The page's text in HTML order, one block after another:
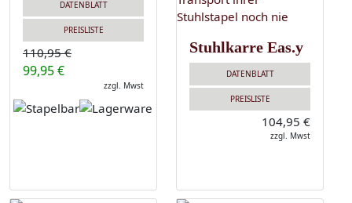
DATENBLATT
PREISLISTE
110,95 €
99,95 €
zzgl. Mwst
Stuhlkarre Eas.y
DATENBLATT
PREISLISTE
104,95 €
zzgl. Mwst